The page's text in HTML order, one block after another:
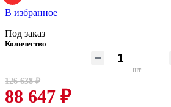
В избранное
Под заказ
Количество
шт
126 638 ₽
88 647 ₽